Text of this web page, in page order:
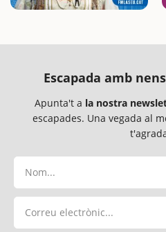
Escapada amb
Apunta't a la nostra
escapades. Una vegada al